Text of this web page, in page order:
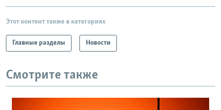
Все сайты РСЕ/РС
Этот контент также в категориях
Главные разделы Новости
Смотрите также